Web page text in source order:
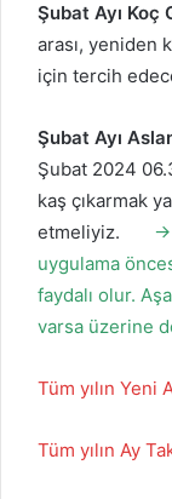
Şubat Ayı Koç
arası, yeniden
için tercih
Şubat Ayı
Şubat 2024
kaş çıkarmak
etmeliyiz.
→
uygulama
faydalı olur.
varsa üzerine
Tüm yılın Yeni
Tüm yılın Ay